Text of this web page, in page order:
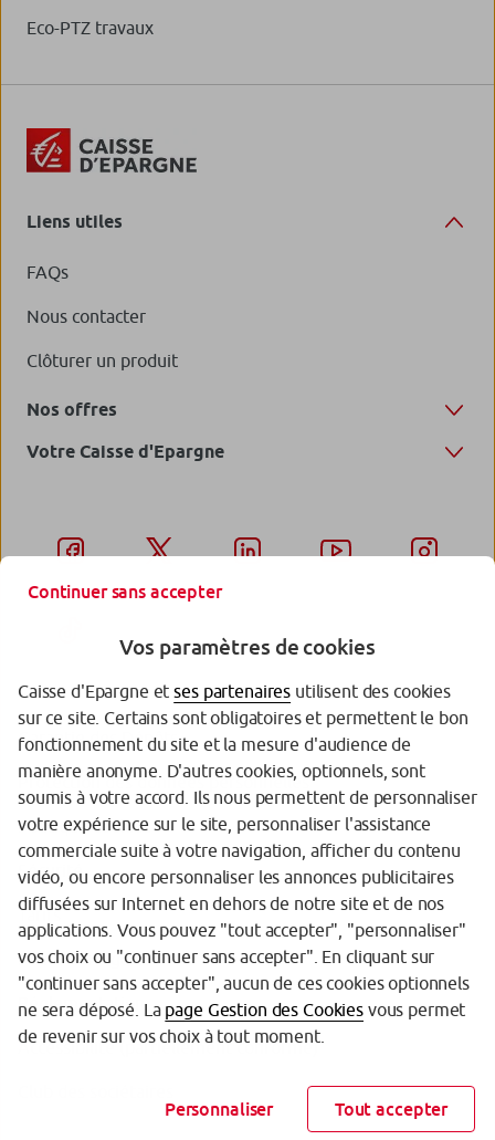
Eco-PTZ travaux
Liens utiles
FAQs
Nous contacter
Clôturer un produit
Nos offres
Votre Caisse d'Epargne
Garantie des Dépôts
Protection des données personnelles
Politique cookies
Sécurité
Tarifs
Mentions légales
Réglementation
Accessibilité (partiellement conforme)
Continuer sans accepter
Vos paramètres de cookies
Caisse d'Epargne etses partenaires utilisent des cookies
sur ce site. Certains sont obligatoires et permettent le bon
fonctionnement du site et la mesure d'audience de
manière anonyme. D'autres cookies, optionnels, sont
soumis à votre accord. Ils nous permettent de personnaliser
votre expérience sur le site, personnaliser l'assistance
commerciale suite à votre navigation, afficher du contenu
vidéo, ou encore personnaliser les annonces publicitaires
diffusées sur Internet en dehors de notre site et de nos
applications. Vous pouvez "tout accepter", "personnaliser"
vos choix ou "continuer sans accepter". En cliquant sur
"continuer sans accepter", aucun de ces cookies optionnels
ne sera déposé. La page Gestion des Cookiesvous permet
de revenir sur vos choix à tout moment.
Personnaliser Tout accepter